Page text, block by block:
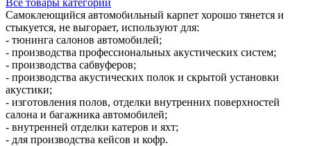
Самоклеющийся автомобильный карпет хорошо тянется и
стыкуется, не выгорает, используют для:
- тюнинга салонов автомобилей;
- производства профессиональных акустических систем;
- производства сабвуферов;
- производства акустических полок и скрытой установки
акустики;
- изготовления полов, отделки внутренних поверхностей
салона и багажника автомобилей;
- внутренней отделки катеров и яхт;
- для производства кейсов и кофр.